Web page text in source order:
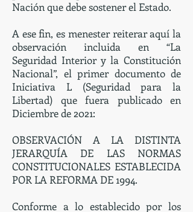
Nación que debe sostener el Estado.
A ese fin, es menester reiterar aquí la
observación incluida en “La
Seguridad Interior y la Constitución
Nacional”, el primer documento de
Iniciativa L (Seguridad para la
Libertad) que fuera publicado en
Diciembre de 2021:
OBSERVACIÓN A LA DISTINTA
JERARQUÍA DE LAS NORMAS
CONSTITUCIONALES ESTABLECIDA
POR LA REFORMA DE 1994.
Conforme a lo establecido por los